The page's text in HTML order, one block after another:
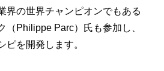
界の世界チャンピオンでもある
（Philippe Parc）氏も参加し、
ピを開発します。